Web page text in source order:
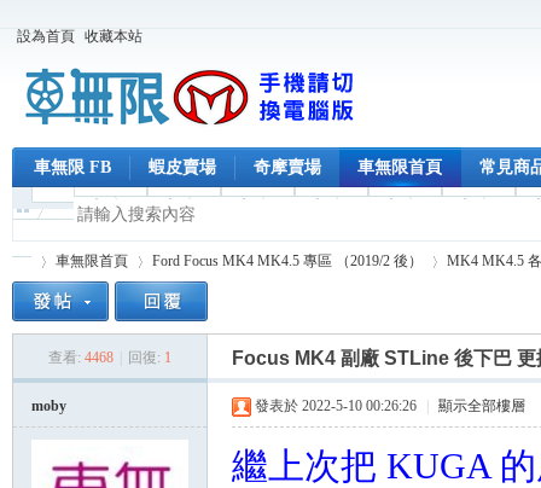
設為首頁 收藏本站
車無限 FB 蝦皮賣場 奇摩賣場 車無限首頁 常見商
車無限首頁
›
Ford Focus MK4 MK4.5 專區 （2019/2 後）
›
MK4 MK4.5
查看: 4468 回復: 1 Focus MK4 副廠 STLine 後下巴
moby 發表於 2022-5-10 00:26:26 顯示全部樓層
繼上次把 KUGA